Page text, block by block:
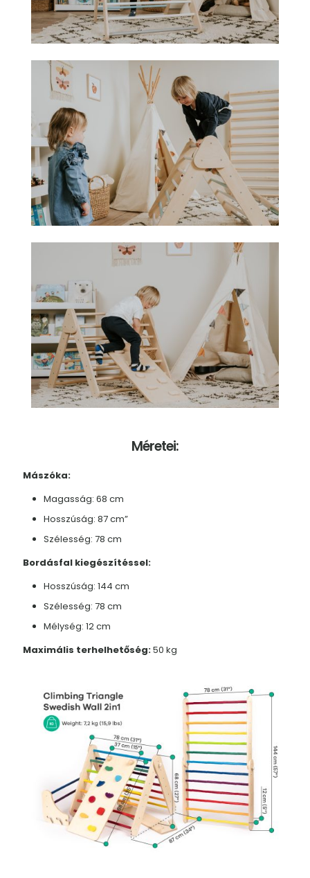
Méretei:
Mászóka:
Magasság: 68 cm
Hosszúság: 87 cm”
Szélesség: 78 cm
Bordásfal kiegészítéssel:
Hosszúság: 144 cm
Szélesség: 78 cm
Mélység: 12 cm
Maximális terhelhetőség:50 kg